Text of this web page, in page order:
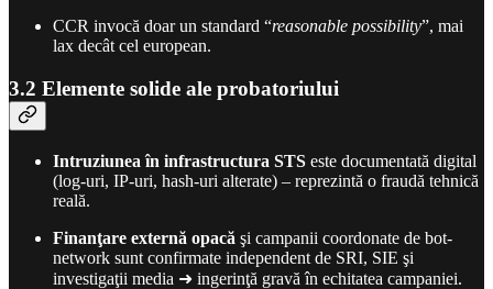
CCR invocă doar un standard “reasonable possibility”, mai
lax decât cel european.
3.2 Elemente solide ale probatoriului
Intruziunea în infrastructura STS este documentată digital
(log-uri, IP-uri, hash-uri alterate) – reprezintă o fraudă tehnică
reală.
Finanţare externă opacă şi campanii coordonate de bot-
network sunt confirmate independent de SRI, SIE şi
investigaţii media ➜ ingerinţă gravă în echitatea campaniei.